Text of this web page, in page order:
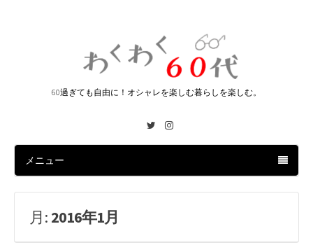
60過ぎても自由に！オシャレを楽しむ暮らしを楽しむ。
TwitterInstagram
メニュー
月: 2016年1月